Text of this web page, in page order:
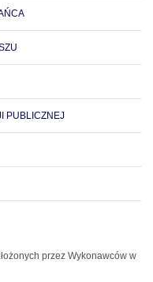
PUBLICZNEJ
przez Wykonawców w